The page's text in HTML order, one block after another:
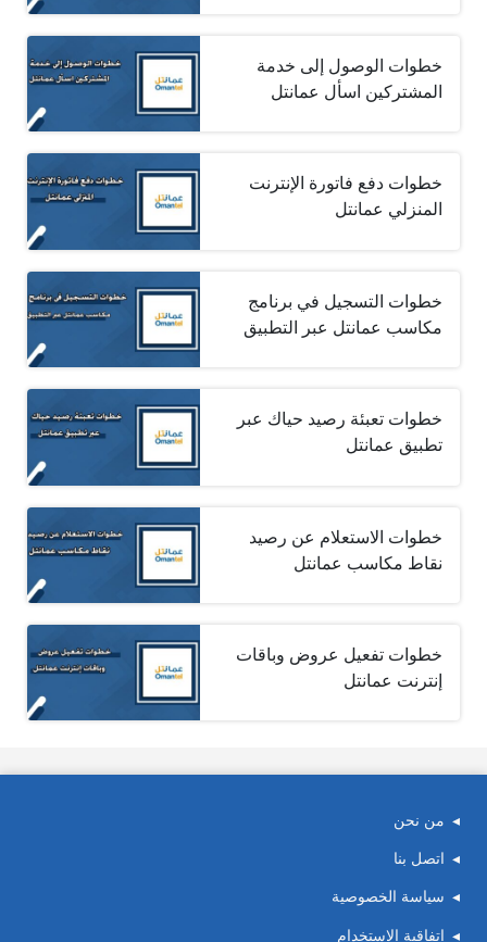
خطوات الوصول إلى خدمة
المشتركين اسأل عمانتل
خطوات دفع فاتورة الإنترنت
المنزلي عمانتل
خطوات التسجيل في برنامج
مكاسب عمانتل عبر التطبيق
خطوات تعبئة رصيد حياك عبر
تطبيق عمانتل
خطوات الاستعلام عن رصيد
نقاط مكاسب عمانتل
خطوات تفعيل عروض وباقات
إنترنت عمانتل
من نحن
اتصل بنا
سياسة الخصوصية
اتفاقية الاستخدام